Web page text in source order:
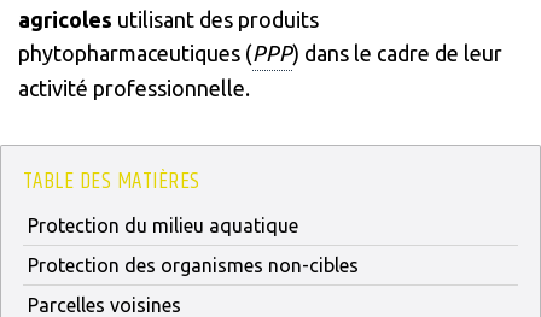
agricoles utilisant des produits
phytopharmaceutiques (PPP) dans le cadre de leur
activité professionnelle.
TABLE DES MATIÈRES
Protection du milieu aquatique
Protection des organismes non-cibles
Parcelles voisines